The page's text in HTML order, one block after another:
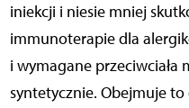
iniekcji i niesie mniej
immunoterapie dla
i wymagane przeciwciała
syntetycznie. Obejmuje